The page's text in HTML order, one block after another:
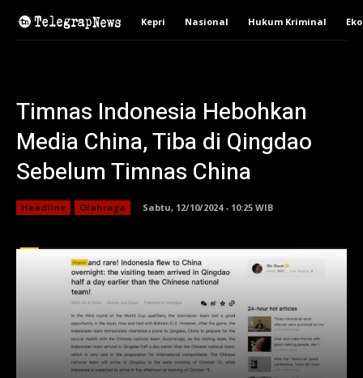
Kepri Nasional Hukum Kriminal
Timnas Indonesia Hebohkan
Media China, Tiba di Qingdao
Sebelum Timnas China
Headline Olahraga Sabtu, 12/10/2024 - 10:25 WIB